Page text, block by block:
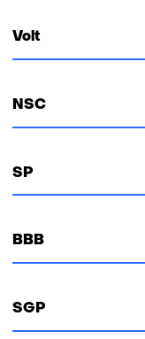
Volt
NSC
SP
BBB
SGP